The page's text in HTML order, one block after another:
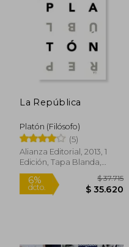
10%
dcto. $
La República
Platón (Filósofo)
(5)
Alianza Editorial, 2013, 1
Edición, Tapa Blanda,
Nuevo